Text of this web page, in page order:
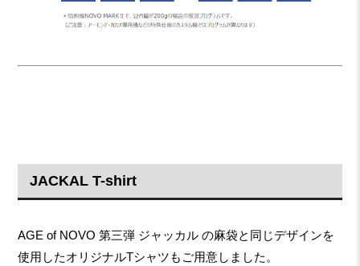
JACKAL T-shirt
AGE of NOVO 第三弾 ジャッカル の麻袋と同じデザインを
使用したオリジナルTシャツもご用意しました。